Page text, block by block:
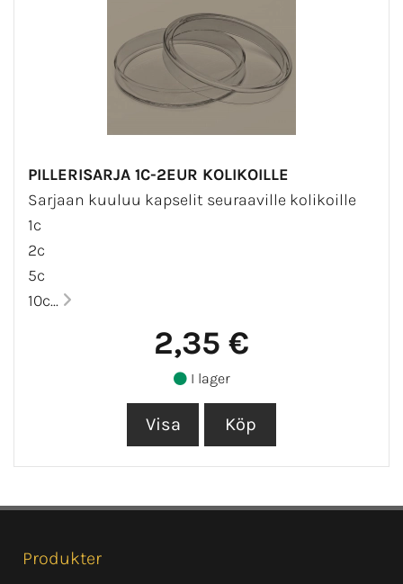
PILLERISARJA 1C-2EUR KOLIKOILLE
Sarjaan kuuluu kapselit seuraaville kolikoille
1c
2c
5c
10c...
2,35 €
I lager
Produkter